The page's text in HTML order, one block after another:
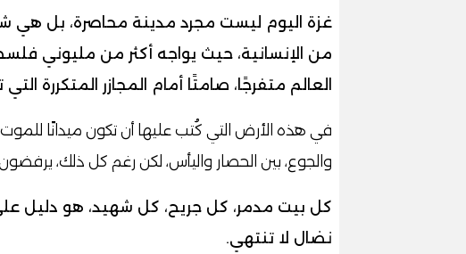
غزة اليوم ليست مجرد مدينة محاصرة، بل هي
من الإنسانية، حيث يواجه أكثر من مليوني
العالم متفرجًا، صامتًا أمام المجازر المتكررة
في هذه الأرض التي كُتب عليها أن تكون ميدانًا
والجوع، بين الحصار واليأس، لكن رغم كل ذلك، يرفضون
كل بيت مدمر، كل جريح، كل شهيد، هو دليل
نضال لا تنتهي.